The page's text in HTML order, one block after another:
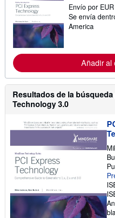
Envío por
Se envía
America
Añadir al
Resultados de la
Technology 3.0